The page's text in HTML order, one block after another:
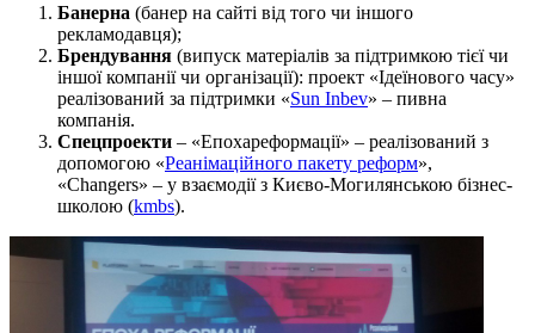
Банерна (банер на сайті від того чи іншого
рекламодавця);
Брендування (випуск матеріалів за підтримкою тієї чи
іншої компанії чи організації): проект «Ідеїнового часу»
реалізований за підтримки «Sun Inbev» – пивна
компанія.
Спецпроекти – «Епохареформації» – реалізований з
допомогою «Реанімаційного пакету реформ»,
«Changers» – у взаємодії з Києво-Могилянською бізнес-
школою (kmbs).